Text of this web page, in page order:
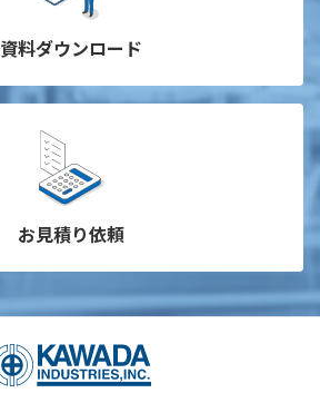
資料ダウンロード
お見積り依頼